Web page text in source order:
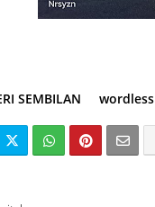
SEMBILAN wordless